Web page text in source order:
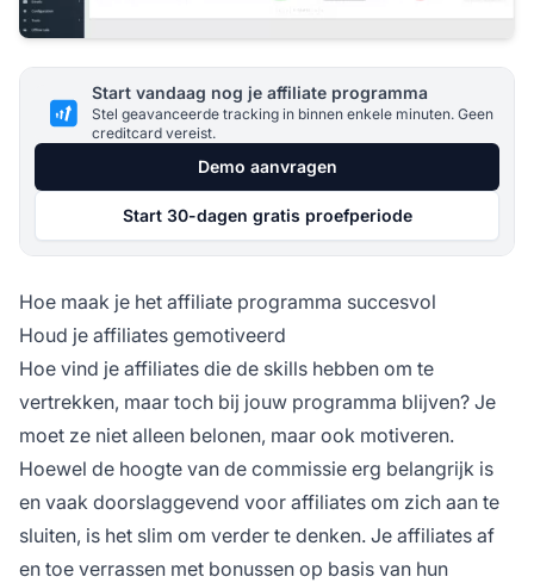
Start vandaag nog je affiliate programma
Stel geavanceerde tracking in binnen enkele minuten. Geen
creditcard vereist.
Demo aanvragen
Start 30-dagen gratis proefperiode
Hoe maak je het affiliate programma succesvol
Houd je affiliates gemotiveerd
Hoe vind je affiliates die de skills hebben om te
vertrekken, maar toch bij jouw programma blijven? Je
moet ze niet alleen belonen, maar ook motiveren.
Hoewel de hoogte van de commissie erg belangrijk is
en vaak doorslaggevend voor affiliates om zich aan te
sluiten, is het slim om verder te denken. Je affiliates af
en toe verrassen met bonussen op basis van hun